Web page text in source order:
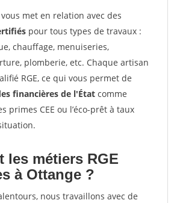
met en relation avec des
pour tous types de travaux :
chauffage, menuiseries,
plomberie, etc. Chaque artisan
RGE, ce qui vous permet de
financières de l'État comme
primes CEE ou l’éco-prêt à taux
les métiers RGE
à Ottange ?
nous travaillons avec de